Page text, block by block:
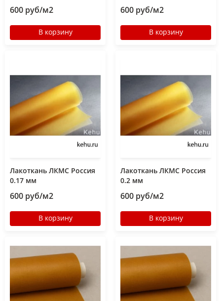
600 руб/м2
В корзину
600 руб/м2
В корзину
Лакоткань ЛКМС Россия
0.17 мм
600 руб/м2
В корзину
Лакоткань ЛКМС Россия
0.2 мм
600 руб/м2
В корзину